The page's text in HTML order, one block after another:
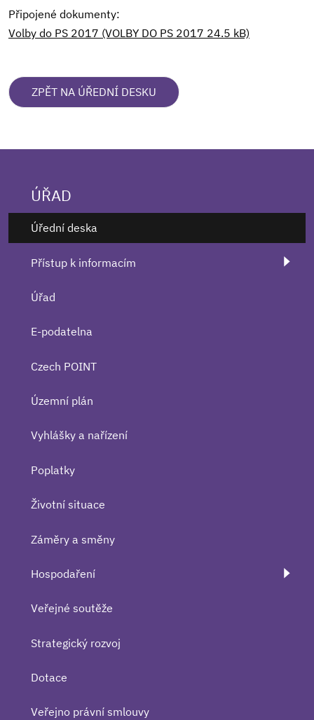
Připojené dokumenty:
Volby do PS 2017 (VOLBY DO PS 2017 24.5 kB)
ZPĚT NA ÚŘEDNÍ DESKU
ÚŘAD
Úřední deska
Přístup k informacím
Úřad
E-podatelna
Czech POINT
Územní plán
Vyhlášky a nařízení
Poplatky
Životní situace
Záměry a směny
Hospodaření
Veřejné soutěže
Strategický rozvoj
Dotace
Veřejno právní smlouvy